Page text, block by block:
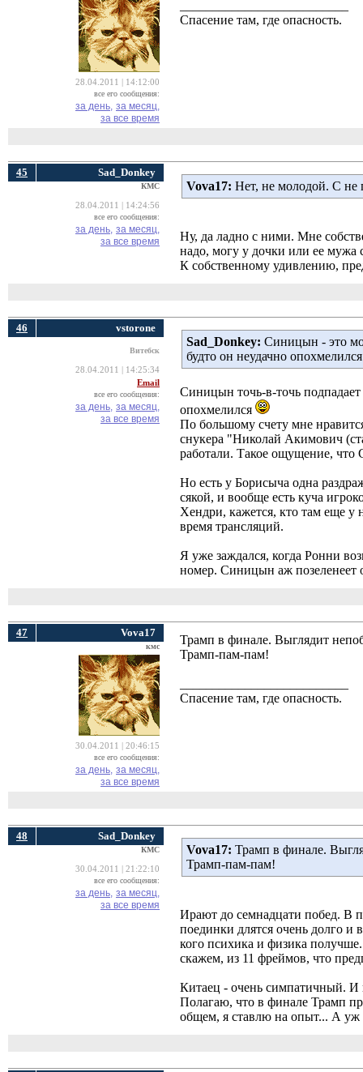
28.04.2011 | 14:12:00
все его сообщения:
за день, за месяц,
за все время
Спасение там, где опасность.
45 Sad_Donkey
КМС
28.04.2011 | 14:24:56
все его сообщения:
за день, за месяц,
за все время
Vova17: Нет, не молодой. С не
Ну, да ладно с ними. Мне
надо, могу у дочки или ее
К собственному удивлению,
46 vstorone
Витебск
28.04.2011 | 14:25:34
Email
все его сообщения:
за день, за месяц,
за все время
Sad_Donkey: Синицын - это
будто он неудачно
Синицын точь-в-точь
опохмелился
По большому счету мне
снукера "Николай Акимович
работали. Такое ощущение,
Но есть у Борисыча одна
сякой, и вообще есть куча
Хендри, кажется, кто там еще у
время трансляций.
Я уже заждался, когда Ронни
номер. Синицын аж позеленеет
47 Vova17
кмс
30.04.2011 | 20:46:15
все его сообщения:
за день, за месяц,
за все время
Трамп в финале. Выглядит
Трамп-пам-пам!
Спасение там, где опасность.
48 Sad_Donkey
КМС
30.04.2011 | 21:22:10
все его сообщения:
за день, за месяц,
за все время
Vova17: Трамп в финале.
Трамп-пам-пам!
Ирают до семнадцати побед. В
поединки длятся очень долго и
кого психика и физика
скажем, из 11 фреймов, что
Китаец - очень симпатичный. И
Полагаю, что в финале Трамп
общем, я ставлю на опыт... А уж